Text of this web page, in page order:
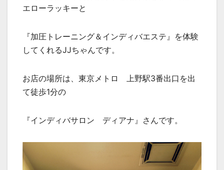
エローラッキーと
『加圧トレーニング＆インディバエステ』を体験
してくれるJJちゃんです。
お店の場所は、東京メトロ 上野駅3番出口を出
て徒歩1分の
『インディバサロン ディアナ』さんです。